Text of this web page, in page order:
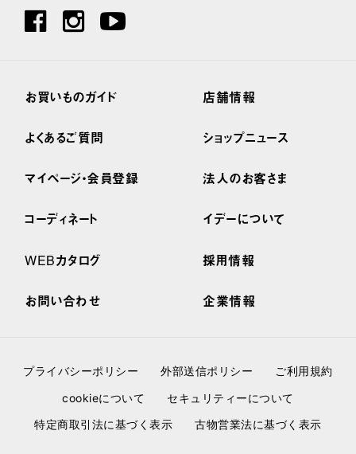
お買いものガイド
よくあるご質問
マイページ・会員登録
コーディネート
WEBカタログ
お問い合わせ
店舗情報
ショップニュース
法人のお客さま
イデーについて
採用情報
企業情報
プライバシーポリシー 外部送信ポリシー
ご利用規約
cookieについて
セキュリティーについて
特定商取引法に基づく表示
古物営業法に基づく表示